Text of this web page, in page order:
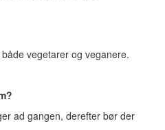
vegetarer og veganere.
ad gangen, derefter bør der